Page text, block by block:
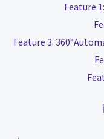
Feature 1:
Feature 3: